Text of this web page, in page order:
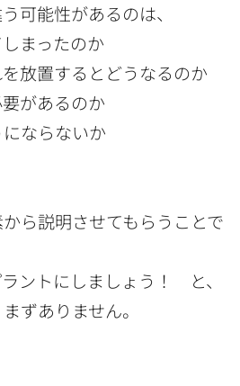
可能性があるのは、
まったのか
放置するとどうなるのか
があるのか
ならないか
ら説明させてもらうことで
ントにしましょう！ と、
ずありません。